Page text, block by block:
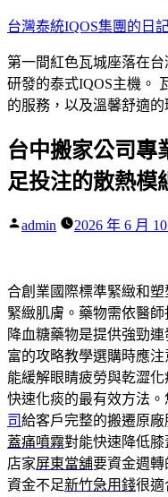
跳
主
要
內
台灣泰統IQOS集團的日
第一間紅色瓦城座落在
研發的泰式IQOS主機。
的服務，以及溫馨舒適的
台中搬家公司專
足投注的散熱模
作
admin 2026 年 6 月 10
合創業國際標準緊緻和塑
緊緻肌膚。藥物需依醫
降血糖藥物是提供強勁
富的攻略教學選購時應
能緩解眼睛疲勞與乾澀
快速化痰的最有效方法
司給客戶完整的搬遷原
蓋痛噴霧對能快速降低
店家屏東當舖要資金週
資金不足新竹急用錢很適